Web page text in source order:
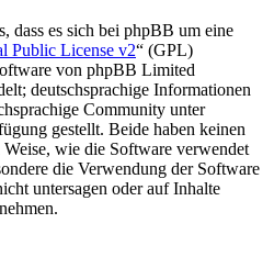
dass es sich bei phpBB um eine
Public License v2“ (GPL)
von phpBB Limited
deutschsprachige Informationen
Community unter
gestellt. Beide haben keinen
wie die Software verwendet
die Verwendung der Software
untersagen oder auf Inhalte